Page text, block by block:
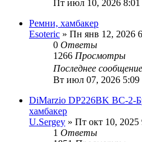
Пт июл 10, 2026 8:01
Ремни, хамбакер
Esoteric » Пн янв 12, 2026
0 Ответы
1266 Просмотры
Последнее сообщение
Вт июл 07, 2026 5:09
DiMarzio DP226BK BС-2-
хамбакер
U.Sergey » Пт окт 10, 2025
1 Ответы